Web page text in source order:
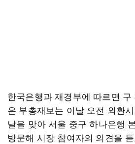
한국은행과 재경부에 따르면
은 부총재보는 이날 오전 외환
날을 맞아 서울 중구 하나은행
방문해 시장 참여자의 의견을